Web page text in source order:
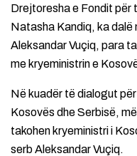
Drejtoresha e Fondit për
Natasha Kandiq, ka dalë
Aleksandar Vuçiq, para
me kryeministrin e
Në kuadër të dialogut
Kosovës dhe Serbisë,
takohen kryeministri i
serb Aleksandar Vuçiq.